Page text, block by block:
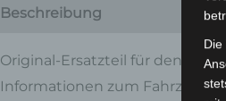
Beschreibung
Original-Ersatzteil für den
Informationen zum Fahrzeug